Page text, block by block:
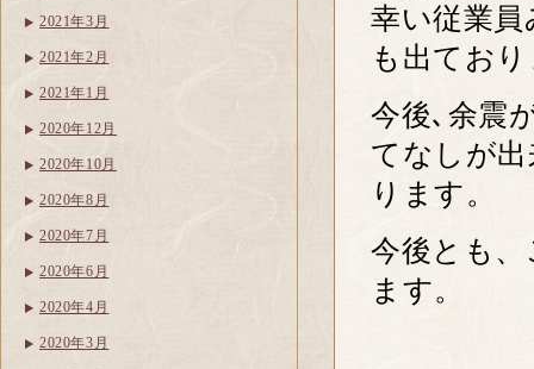
幸い従業
も出てお
今後､余震
てなしが
ります。
今後とも
ます。
2021年3月
2021年2月
2021年1月
2020年12月
2020年10月
2020年8月
2020年7月
2020年6月
2020年4月
2020年3月